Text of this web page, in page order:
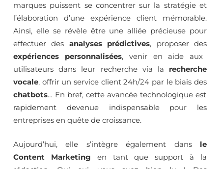
marques puissent se concentrer sur la stratégie et
l’élaboration d’une expérience client mémorable.
Ainsi, elle se révèle être une alliée précieuse pour
effectuer des analyses prédictives, proposer des
expériences personnalisées, venir en aide aux
utilisateurs dans leur recherche via la recherche
vocale, offrir un service client 24h/24 par le biais des
chatbots… En bref, cette avancée technologique est
rapidement devenue indispensable pour les
entreprises en quête de croissance.
Aujourd’hui, elle s’intègre également dans le
Content Marketing en tant que support à la